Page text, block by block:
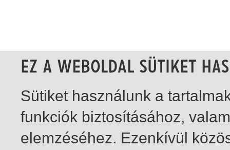
Sütiket használunk a
funkciók biztosításához,
elemzéséhez. Ezenkívül